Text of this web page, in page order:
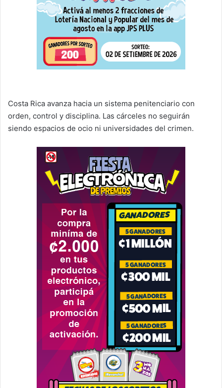
Costa Rica avanza hacia un sistema penitenciario con
orden, control y disciplina. Las cárceles no seguirán
siendo espacios de ocio ni universidades del crimen.